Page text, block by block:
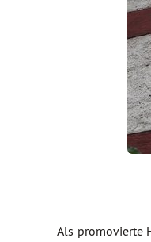
Als promovierte